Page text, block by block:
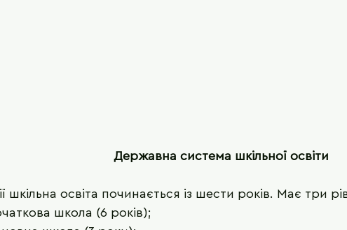
Державна система шкільної освіти
шкільна освіта починається із шести років. Має три
школа (6 років);